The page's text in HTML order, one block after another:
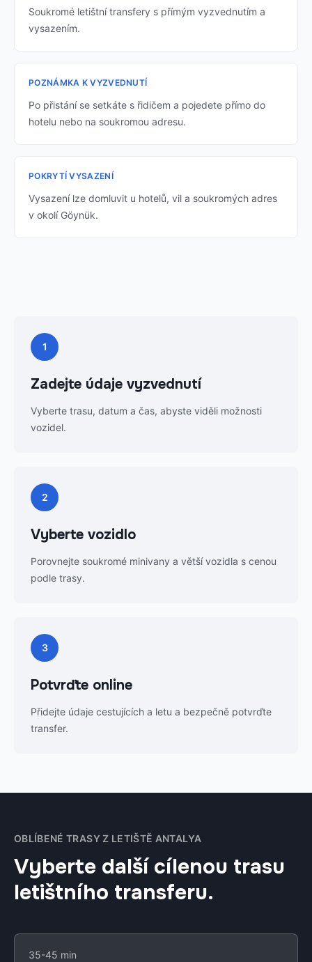
Soukromé letištní transfery s přímým vyzvednutím a
vysazením.
POZNÁMKA K VYZVEDNUTÍ
Po přistání se setkáte s řidičem a pojedete přímo do
hotelu nebo na soukromou adresu.
POKRYTÍ VYSAZENÍ
Vysazení lze domluvit u hotelů, vil a soukromých adres
v okolí Göynük.
1
Zadejte údaje vyzvednutí
Vyberte trasu, datum a čas, abyste viděli možnosti
vozidel.
2
Vyberte vozidlo
Porovnejte soukromé minivany a větší vozidla s cenou
podle trasy.
3
Potvrďte online
Přidejte údaje cestujících a letu a bezpečně potvrďte
transfer.
OBLÍBENÉ TRASY Z LETIŠTĚ ANTALYA
Vyberte další cílenou trasu
letištního transferu.
35-45 min